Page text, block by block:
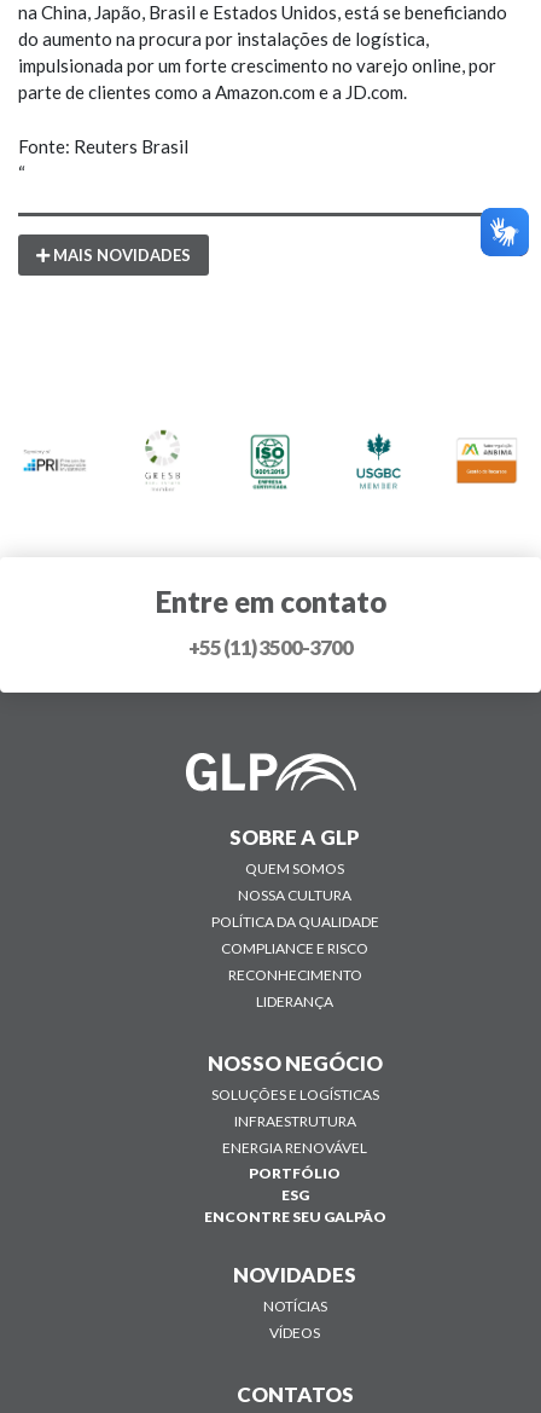
na China, Japão, Brasil e Estados Unidos, está se beneficiando
do aumento na procura por instalações de logística,
impulsionada por um forte crescimento no varejo online, por
parte de clientes como a Amazon.com e a JD.com.
Fonte: Reuters Brasil
“
MAIS NOVIDADES
Entre em contato
+55 (11) 3500-3700
SOBRE A GLP
QUEM SOMOS
NOSSA CULTURA
POLÍTICA DA QUALIDADE
COMPLIANCE E RISCO
RECONHECIMENTO
LIDERANÇA
NOSSO NEGÓCIO
SOLUÇÕES E LOGÍSTICAS
INFRAESTRUTURA
ENERGIA RENOVÁVEL
PORTFÓLIO
ESG
ENCONTRE SEU GALPÃO
NOVIDADES
NOTÍCIAS
VÍDEOS
CONTATOS